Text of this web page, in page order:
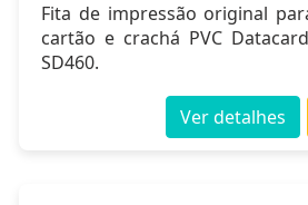
Fita de impressão original
cartão e crachá PVC
SD460.
Ver detalhes